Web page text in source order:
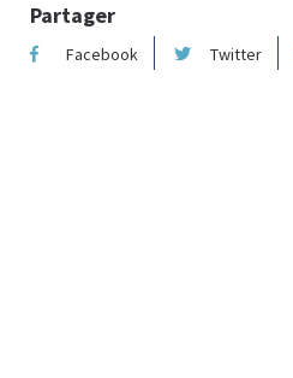
Partager
Facebook Twitter